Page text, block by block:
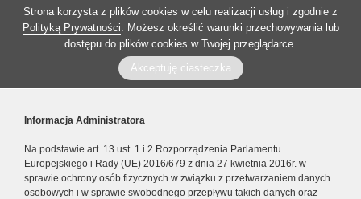
Strona korzysta z plików cookies w celu realizacji usług i zgodnie z
Polityką Prywatności. Możesz określić warunki przechowywania lub
dostępu do plików cookies w Twojej przeglądarce.
Akceptuję ciasteczka
Informacja Administratora
Na podstawie art. 13 ust. 1 i 2 Rozporządzenia Parlamentu
Europejskiego i Rady (UE) 2016/679 z dnia 27 kwietnia 2016r. w
sprawie ochrony osób fizycznych w związku z przetwarzaniem danych
osobowych i w sprawie swobodnego przepływu takich danych oraz